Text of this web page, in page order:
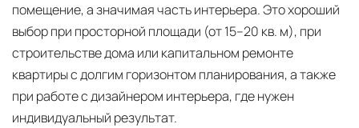
помещение, а значимая часть интерьера. Это хороший
выбор при просторной площади (от 15–20 кв. м), при
строительстве дома или капитальном ремонте
квартиры с долгим горизонтом планирования, а также
при работе с дизайнером интерьера, где нужен
индивидуальный результат.